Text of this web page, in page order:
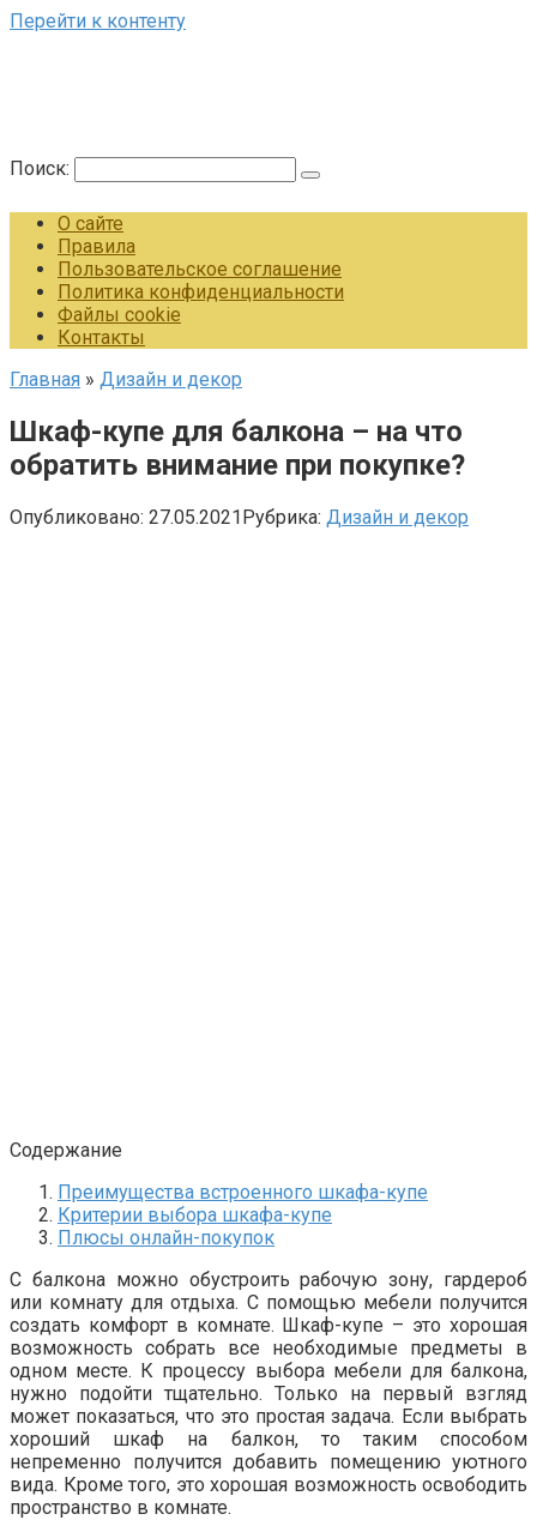
Перейти к контенту
Поиск:
О сайте
Правила
Пользовательское соглашение
Политика конфиденциальности
Файлы cookie
Контакты
Главная » Дизайн и декор
Шкаф-купе для балкона – на что
обратить внимание при покупке?
Опубликовано: 27.05.2021Рубрика: Дизайн и декор
Содержание
Преимущества встроенного шкафа-купе
Критерии выбора шкафа-купе
Плюсы онлайн-покупок
С балкона можно обустроить рабочую зону, гардероб
или комнату для отдыха. С помощью мебели получится
создать комфорт в комнате. Шкаф-купе – это хорошая
возможность собрать все необходимые предметы в
одном месте. К процессу выбора мебели для балкона,
нужно подойти тщательно. Только на первый взгляд
может показаться, что это простая задача. Если выбрать
хороший шкаф на балкон, то таким способом
непременно получится добавить помещению уютного
вида. Кроме того, это хорошая возможность освободить
пространство в комнате.